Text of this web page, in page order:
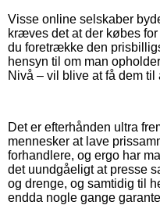
Visse online selskaber
kræves det at der købes
du foretrække den
hensyn til om man
Nivå – vil blive at få dem
Det er efterhånden ultra
mennesker at lave
forhandlere, og ergo har
det uundgåeligt at presse
og drenge, og samtidig til
endda nogle gange